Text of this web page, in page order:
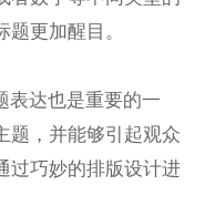
更加醒目。
表达也是重要的一
题，并能够引起观众
过巧妙的排版设计进